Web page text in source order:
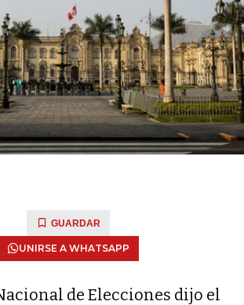
GUARDAR
UNIRSE A WHATSAPP
de Elecciones dijo el